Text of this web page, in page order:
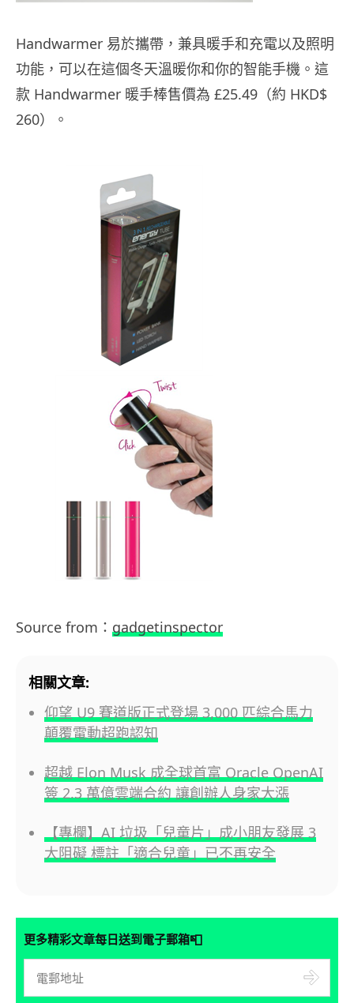
Handwarmer 易於攜帶，兼具暖手和充電以及照明
功能，可以在這個冬天溫暖你和你的智能手機。 這
款 Handwarmer 暖手棒售價為 £25.49（約 HKD$
260）。
Source from： gadgetinspector
相關文章:
仰望 U9 賽道版正式登場 3,000 匹綜合馬力
顛覆電動超跑認知
超越 Elon Musk 成全球首富 Oracle OpenAI
簽 2.3 萬億雲端合約 讓創辦人身家大漲
【專欄】AI 垃圾「兒童片」成小朋友發展 3
大阻礙 標註「適合兒童」已不再安全
更多精彩文章每日送到電子郵箱📮